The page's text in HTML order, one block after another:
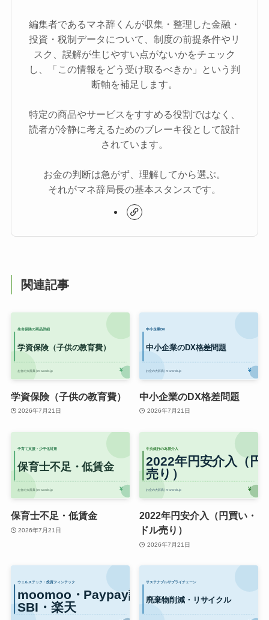
編集者であるマネ辞くんが収集・整理した金融・
投資・税制データについて、制度の前提条件やリ
スク、誤解が生じやすい点がないかをチェック
し、「この情報をどう受け取るべきか」という判
断軸を補足します。
特定の商品やサービスをすすめる役割ではなく、
読者が冷静に考えるためのブレーキ役として設計
されています。
お金の判断は急がず、理解してから選ぶ。
それがマネ辞局長の基本スタンスです。
関連記事
学資保険（子供の教育費）
2026年7月21日
中小企業のDX格差問題
2026年7月21日
保育士不足・低賃金
2026年7月21日
2022年円安介入（円買い・
ドル売り）
2026年7月21日